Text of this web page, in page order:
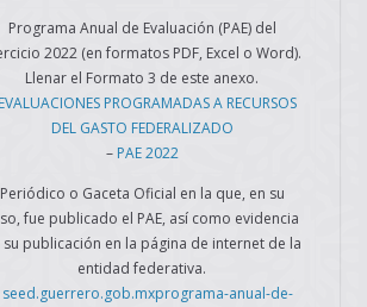
Programa Anual de Evaluación (PAE) del
2022 (en formatos PDF, Excel o Word).
Llenar el Formato 3 de este anexo.
EVALUACIONES PROGRAMADAS A RECURSOS
DEL GASTO FEDERALIZADO
– PAE 2022
Periódico o Gaceta Oficial en la que, en su
fue publicado el PAE, así como evidencia
su publicación en la página de internet de la
entidad federativa.
seed.guerrero.gob.mxprograma-anual-de-